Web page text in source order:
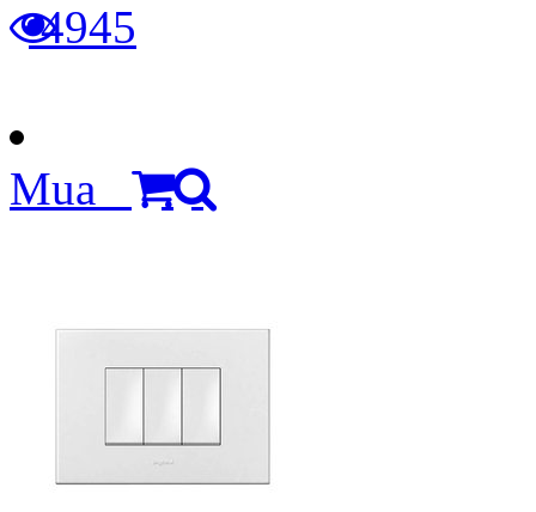
4945
Mua